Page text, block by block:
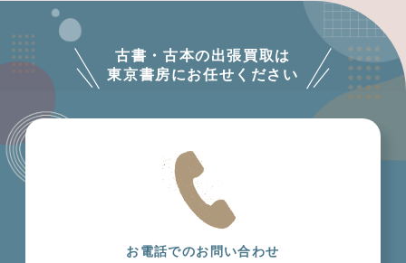
古書・古本の出張買取は
東京書房にお任せください
お電話でのお問い合わせ